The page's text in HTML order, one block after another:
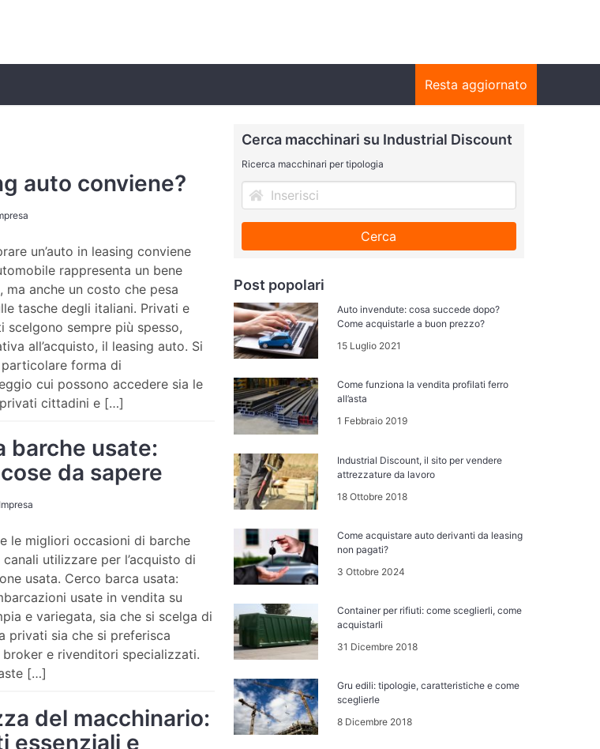
Resta aggiornato
auto conviene?
un’auto in leasing conviene
rappresenta un bene
ma anche un costo che pesa
tasche degli italiani. Privati e
scelgono sempre più spesso,
all’acquisto, il leasing auto. Si
forma di
cui possono accedere sia le
cittadini e […]
barche usate:
da sapere
Impresa
le migliori occasioni di barche
utilizzare per l’acquisto di
usata. Cerco barca usata:
usate in vendita su
e variegata, sia che si scelga di
privati sia che si preferisca
broker e rivenditori specializzati.
[…]
del macchinario:
essenziali e
Cerca macchinari su Industrial Discount
Ricerca macchinari per tipologia
Cerca
Post popolari
Auto invendute: cosa succede dopo?
Come acquistarle a buon prezzo?
15 Luglio 2021
Come funziona la vendita profilati ferro
all’asta
1 Febbraio 2019
Industrial Discount, il sito per vendere
attrezzature da lavoro
18 Ottobre 2018
Come acquistare auto derivanti da leasing
non pagati?
3 Ottobre 2024
Container per rifiuti: come sceglierli, come
acquistarli
31 Dicembre 2018
Gru edili: tipologie, caratteristiche e come
sceglierle
8 Dicembre 2018